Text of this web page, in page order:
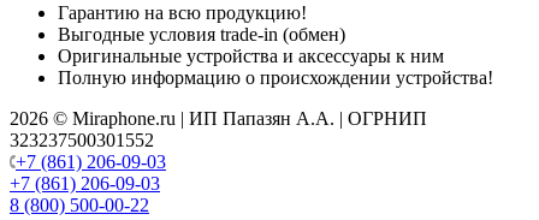
Гарантию на всю продукцию!
Выгодные условия trade-in (обмен)
Оригинальные устройства и аксессуары к ним
Полную информацию о происхождении устройства!
2026 © Miraphone.ru | ИП Папазян А.А. | ОГРНИП
323237500301552
+7 (861) 206-09-03
+7 (861) 206-09-03
8 (800) 500-00-22